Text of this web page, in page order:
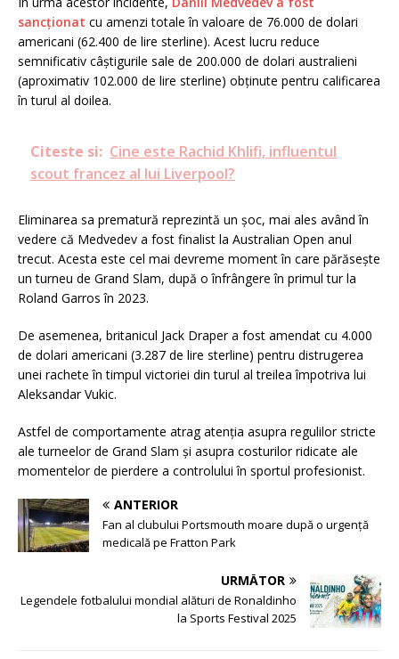
sancționat cu amenzi totale în valoare de 76.000 de dolari
americani (62.400 de lire sterline). Acest lucru reduce
semnificativ câștigurile sale de 200.000 de dolari australieni
(aproximativ 102.000 de lire sterline) obținute pentru calificarea
în turul al doilea.
Citeste si: Cine este Rachid Khlifi, influentul
scout francez al lui Liverpool?
Eliminarea sa prematură reprezintă un șoc, mai ales având în
vedere că Medvedev a fost finalist la Australian Open anul
trecut. Acesta este cel mai devreme moment în care părăsește
un turneu de Grand Slam, după o înfrângere în primul tur la
Roland Garros în 2023.
De asemenea, britanicul Jack Draper a fost amendat cu 4.000
de dolari americani (3.287 de lire sterline) pentru distrugerea
unei rachete în timpul victoriei din turul al treilea împotriva lui
Aleksandar Vukic.
Astfel de comportamente atrag atenția asupra regulilor stricte
ale turneelor de Grand Slam și asupra costurilor ridicate ale
momentelor de pierdere a controlului în sportul profesionist.
ANTERIOR
Fan al clubului Portsmouth moare după o urgență
medicală pe Fratton Park
URMĂTOR
Legendele fotbalului mondial alături de Ronaldinho
la Sports Festival 2025